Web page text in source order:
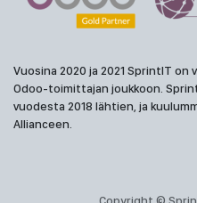
Vuosina 2020 ja 2021 SprintIT
Odoo-toimittajan joukkoon.
vuodesta 2018 lähtien, ja
Allianceen.
Copyright ©